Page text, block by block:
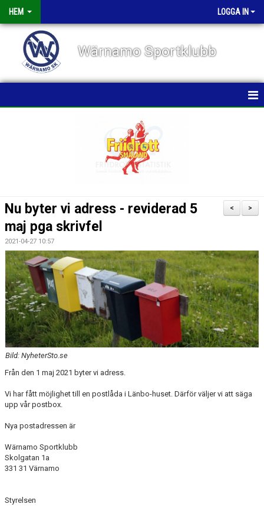
HEM LOGGA IN
Wärnamo Sportklubb
KALENDER
VÅRA GRUPPER/TRÄNARE
MEDLEMSANSÖKAN/PROVA-PÅ
MEDLEMSAVGIFTER
RESULTAT/STATISTIK
ARKIV
SPONSORSIDAN
>
<
Nu byter vi adress - reviderad 5
maj pga skrivfel
2021-04-27 10:57
Bild: NyheterSto.se
Från den 1 maj 2021 byter vi adress.
Vi har fått möjlighet till en postlåda i Länbo-huset. Därför väljer vi att säga
upp vår postbox.
Nya postadressen är
Wärnamo Sportklubb
Skolgatan 1a
331 31 Värnamo
Styrelsen